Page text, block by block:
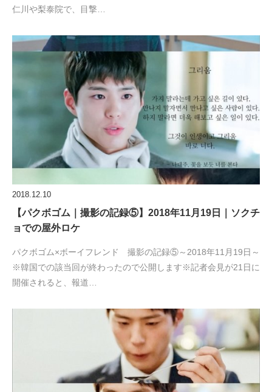
仁川や梨泰院で、目撃…
2018.12.10
【パクボゴム｜撮影の記録⑤】2018年11月19日｜ソクチ
ョでの屋外ロケ
パクボゴム×ボーイフレンド 撮影の記録⑤～2018年11月19日～
※韓国での該当回が終わったので公開します※記者会見が21日に
開催されると、報道…